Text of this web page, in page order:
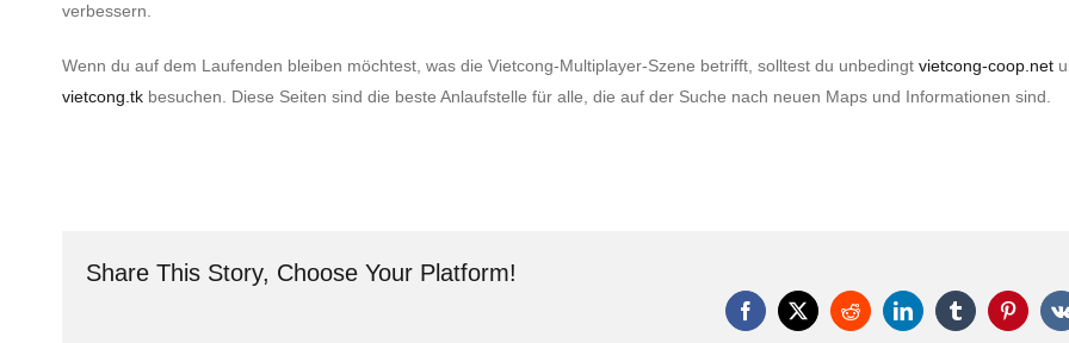
verbessern.
Wenn du auf dem Laufenden bleiben möchtest, was die Vietcong-Multiplayer-Szene betrifft, solltest du unbedingt vietcong-coop.net
vietcong.tkbesuchen. Diese Seiten sind die beste Anlaufstelle für alle, die auf der Suche nach neuen Maps und Informationen sind.
Share This Story, Choose Your Platform!
Facebook
X RedditLinkedInTumblr